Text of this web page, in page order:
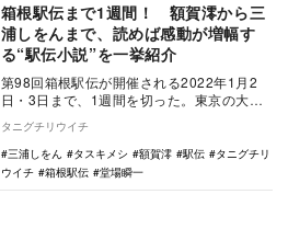
箱根駅伝まで1週間！ 額賀澪から三
浦しをんまで、読めば感動が増幅す
る“駅伝小説”を一挙紹介
第98回箱根駅伝が開催される2022年1月2
日・3日まで、1週間を切った。東京の大手
る21…
タニグチリウイチ
三浦しをん
タスキメシ 額賀澪 駅伝
タニグチリ
ウイチ
箱根駅伝 堂場瞬一